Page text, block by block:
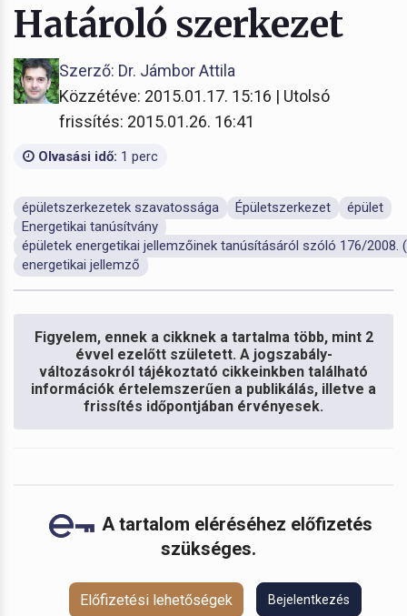
Határoló szerkezet
Szerző: Dr. Jámbor Attila
Közzétéve: 2015.01.17. 15:16 | Utolsó
frissítés: 2015.01.26. 16:41
Olvasási idő: 1 perc
épületszerkezetek szavatossága Épületszerkezet
épület
Energetikai tanúsítvány
épületek energetikai jellemzőinek tanúsításáról szóló 176/2008.
energetikai jellemző
Figyelem, ennek a cikknek a tartalma több, mint 2
évvel ezelőtt született. A jogszabály-
változásokról tájékoztató cikkeinkben található
információk értelemszerűen a publikálás, illetve a
frissítés időpontjában érvényesek.
A tartalom eléréséhez előfizetés
szükséges.
Előfizetési lehetőségek Bejelentkezés